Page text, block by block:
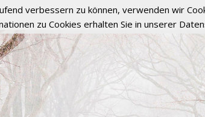
verbessern zu können, verwenden wir
zu Cookies erhalten Sie in unserer